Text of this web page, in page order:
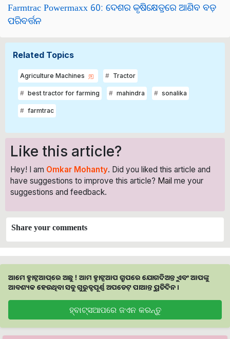
Farmtrac Powermaxx 60: ଦେଶର କୃଷିକ୍ଷେତ୍ରରେ ଆଣିବ ବଡ଼
ପରିବର୍ତ୍ତନ
Related Topics
Agriculture Machines Tractor
best tractor for farming mahindra sonalika
farmtrac
Like this article?
Hey! I am Omkar Mohanty. Did you liked this article and
have suggestions to improve this article? Mail me your
suggestions and feedback.
Share your comments
ଆମେ ହ୍ବାଟ୍ସଆପ୍‌ରେ ଅଛୁ ! ଆମ ହ୍ବାଟ୍ସଆପ ଗ୍ରୁପରେ ଯୋଗଦିଅନ୍ତୁ ଏବଂ ଆପଙ୍କୁ
ଆବଶ୍ୟକ ହେଉଥିବା ସବୁ ଗୁରୁତ୍ବପୂର୍ଣ୍ଣ ଅପଡେଟ୍‌ ପାଆନ୍ତୁ ପ୍ରତିଦିନ ।
ହ୍ବାଟ୍ସଆପରେ ଜଏନ କରନ୍ତୁ